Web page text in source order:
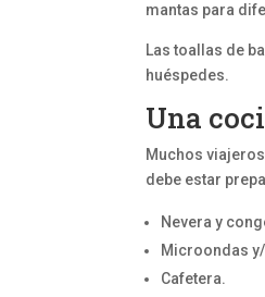
mantas para
Las toallas de
huéspedes.
Una
Muchos
debe estar
Nevera y
Microondas
Cafetera.